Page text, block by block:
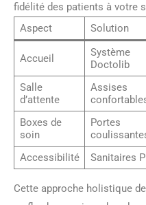
fidélité des patients à votre
Aspect
Solution
Accueil
Système
Doctolib
Salle
d’attente
Assises
Boxes de
soin
Portes
Accessibilité Sanitaires
Cette approche holistique